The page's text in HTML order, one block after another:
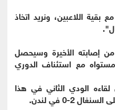
اللاعبين، ونريد اتخاذ
إصابته الأخيرة وسيحصل
مع استئناف الدوري
الودي الثاني في هذا
2-0 في لندن.